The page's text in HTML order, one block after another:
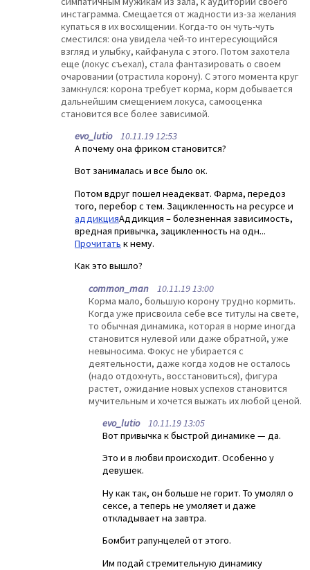
инстаграмма. Смещается от жадности из-за желания
купаться в их восхищении. Когда-то он чуть-чуть
сместился: она увидела чей-то интересующийся
взгляд и улыбку, кайфанула с этого. Потом захотела
еще (локус съехал), стала фантазировать о своем
очаровании (отрастила корону). С этого момента круг
замкнулся: корона требует корма, корм добывается
дальнейшим смещением локуса, самооценка
становится все более зависимой.
evo_lutio10.11.19 12:53
А почему она фриком становится?
Вот занималась и все было ок.
Потом вдруг пошел неадекват. Фарма, передоз
того, перебор с тем. Зацикленность на ресурсе и
аддикцияАддикция – болезненная зависимость,
вредная привычка, зацикленность на одн...
Прочитать к нему.
Как это вышло?
common_man 10.11.19 13:00
Корма мало, большую корону трудно кормить.
Когда уже присвоила себе все титулы на свете,
то обычная динамика, которая в норме иногда
становится нулевой или даже обратной, уже
невыносима. Фокус не убирается с
деятельности, даже когда ходов не осталось
(надо отдохнуть, восстановиться), фигура
растет, ожидание новых успехов становится
мучительным и хочется выжать их любой ценой.
evo_lutio10.11.19 13:05
Вот привычка к быстрой динамике — да.
Это и в любви происходит. Особенно у
девушек.
Ну как так, он больше не горит. То умолял о
сексе, а теперь не умоляет и даже
откладывает на завтра.
Бомбит рапунцелей от этого.
Им подай стремительную динамику